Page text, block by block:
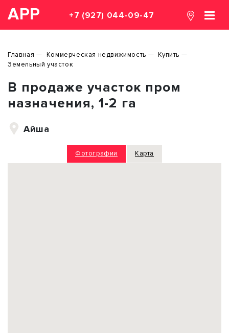
АРР +7 (927) 044-09-47
Главная Коммерческая недвижимость
Купить
Земельный участок
В продаже участок пром
назначения, 1-2 га
Айша
Фотографии Карта